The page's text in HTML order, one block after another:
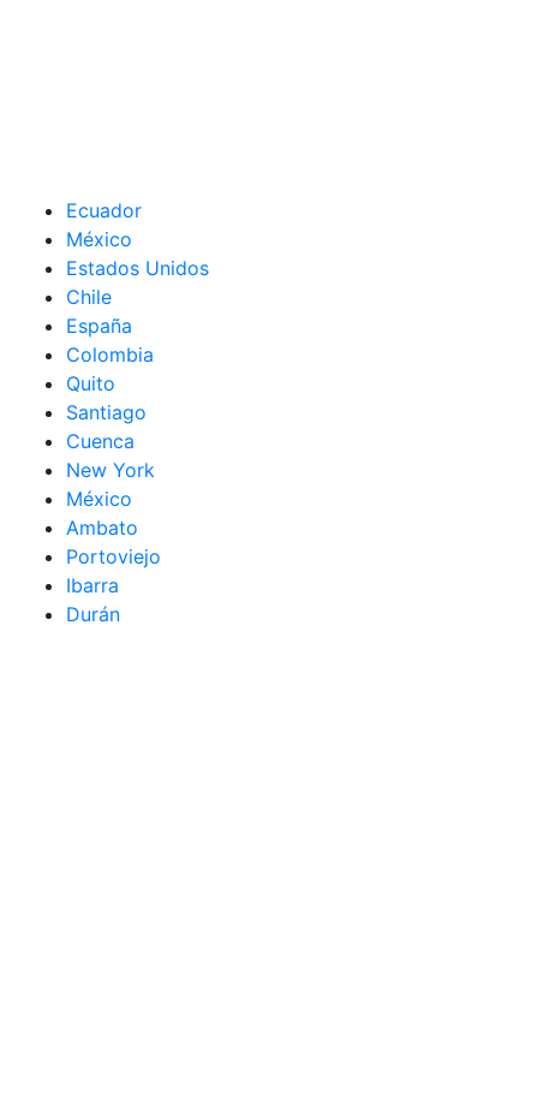
Ecuador
México
Estados Unidos
Chile
España
Colombia
Quito
Santiago
Cuenca
New York
México
Ambato
Portoviejo
Ibarra
Durán